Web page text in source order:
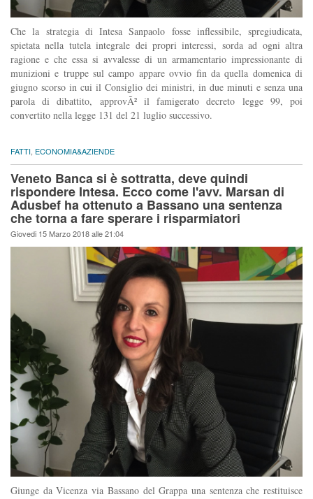
Che la strategia di Intesa Sanpaolo fosse inflessibile, spregiudicata,
spietata nella tutela integrale dei propri interessi, sorda ad ogni altra
ragione e che essa si avvalesse di un armamentario impressionante di
munizioni e truppe sul campo appare ovvio fin da quella domenica di
giugno scorso in cui il Consiglio dei ministri, in due minuti e senza una
parola di dibattito, approvÃ² il famigerato decreto legge 99, poi
convertito nella legge 131 del 21 luglio successivo.
FATTI ECONOMIA&AZIENDE
Veneto Banca si è sottratta, deve quindi
rispondere Intesa. Ecco come l'avv. Marsan di
Adusbef ha ottenuto a Bassano una sentenza
che torna a fare sperare i risparmiatori
Giovedi 15 Marzo 2018 alle 21:04
Giunge da Vicenza via Bassano del Grappa una sentenza che restituisce